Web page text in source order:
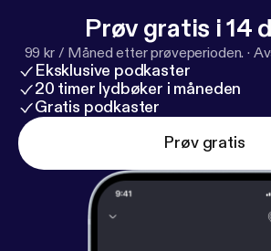
Prøv gratis i 14
99 kr / Måned etter prøveperioden. ·
Eksklusive podkaster
20 timer lydbøker i måneden
Gratis podkaster
Prøv gratis